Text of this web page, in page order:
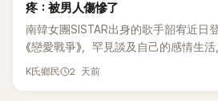
疼：被男人傷慘了
南韓女團SISTAR出身的歌手韶宥近日
《戀愛戰爭》，罕見談及自己的感情生
年沒有談戀愛，更首度透露空窗至今
K氏鄉民 2 天前